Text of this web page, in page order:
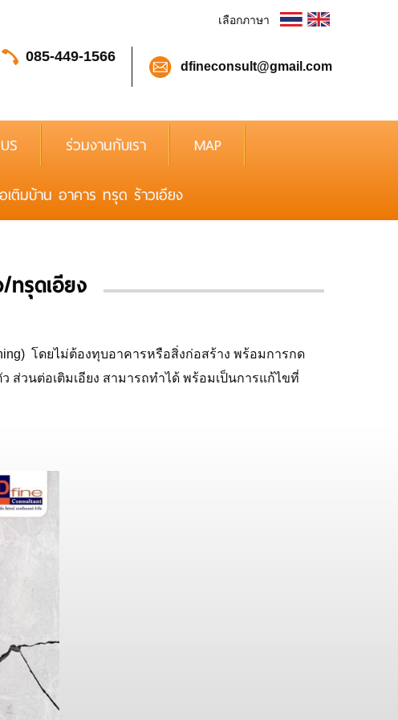
เลือกภาษา
085-449-1566
dfineconsult@gmail.com
ร่วมงานกับเรา
MAP
ติมบ้าน อาคาร ทรุด ร้าวเอียง
ทรุดเอียง
โดยไม่ต้องทุบอาคารหรือสิ่งก่อสร้าง พร้อมการกด
วนต่อเติมเอียง สามารถทำได้ พร้อมเป็นการแก้ไขที่